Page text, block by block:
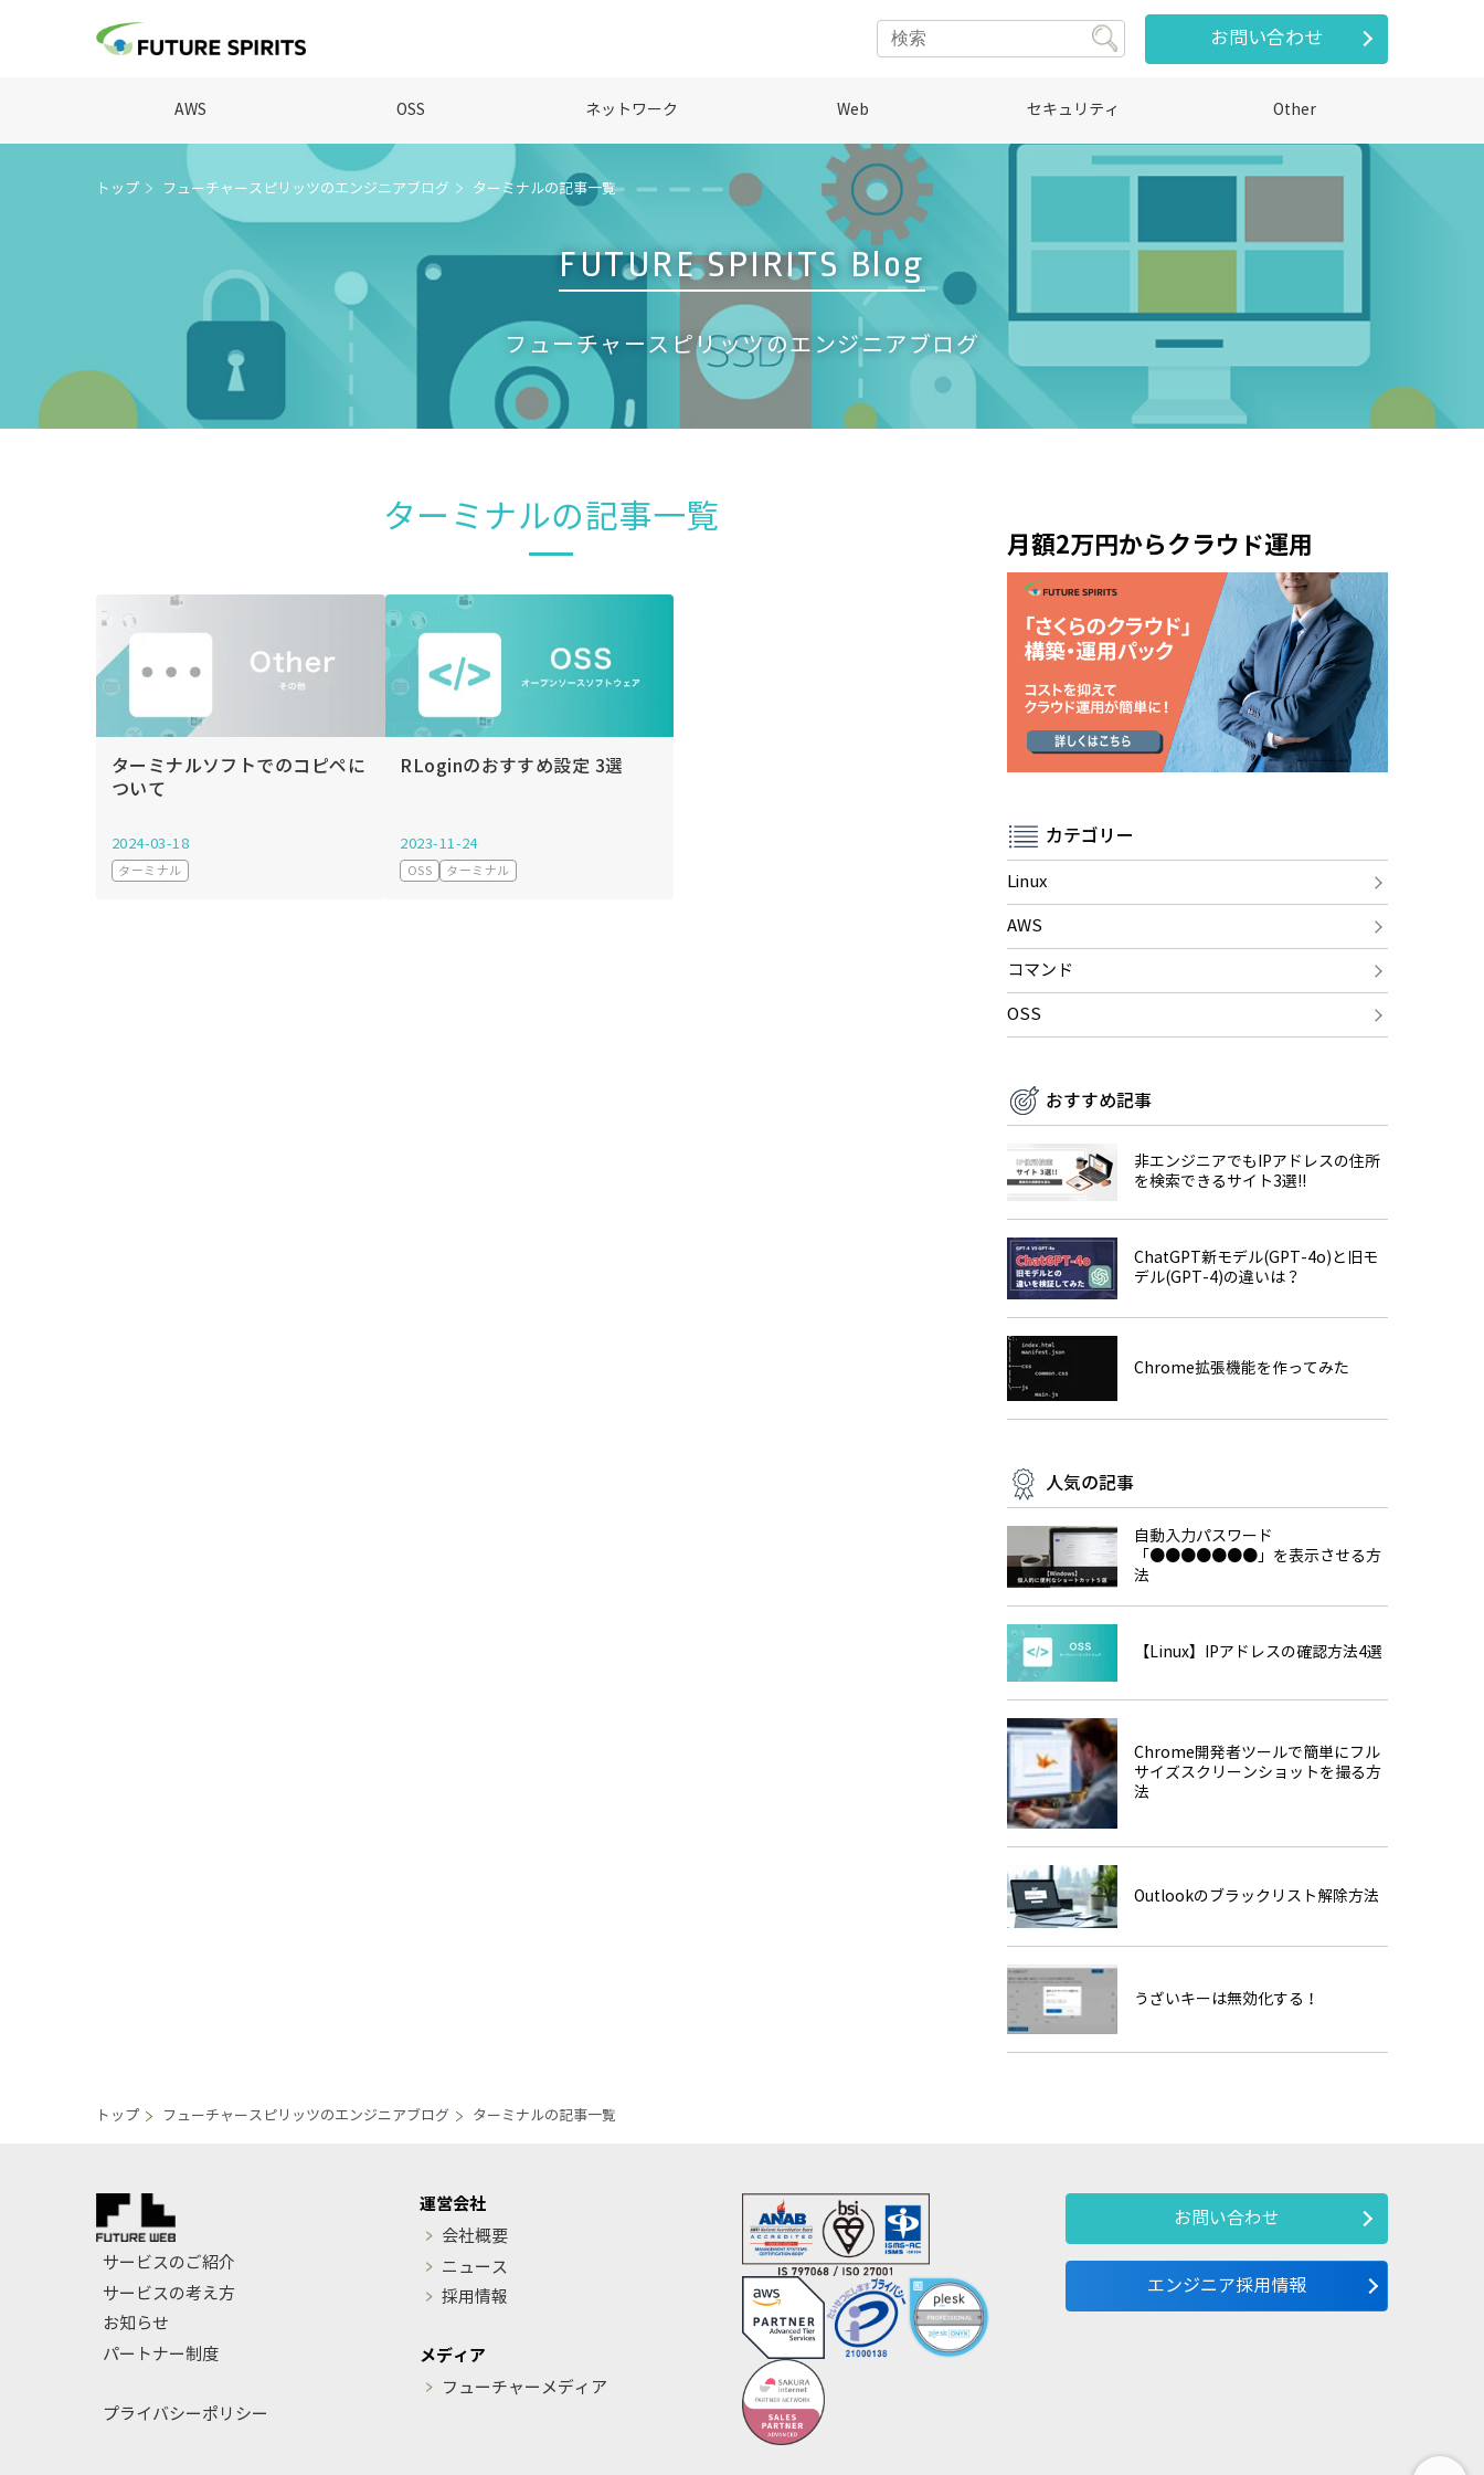
お問い合わせ
AWS OSS ネットワーク Web セキュリティ Other
トップ フューチャースピリッツのエンジニアブログ ターミナルの記事一覧
FUTURE SPIRITS Blog
フューチャースピリッツのエンジニアブログ
ターミナルの記事一覧
ターミナルソフトでのコピペに
ついて
2024-03-18
ターミナル
RLoginのおすすめ設定 3選
2023-11-24
OSS ターミナル
月額2万円からクラウド運用
カテゴリー
Linux
AWS
コマンド
OSS
おすすめ記事
非エンジニアでもIPアドレスの住所
を検索できるサイト3選!!
ChatGPT新モデル(GPT-4o)と旧モ
デル(GPT-4)の違いは？
Chrome拡張機能を作ってみた
人気の記事
自動入力パスワード
「●●●●●●●」を表示させる方
法
【Linux】IPアドレスの確認方法4選
Chrome開発者ツールで簡単にフル
サイズスクリーンショットを撮る方
法
Outlookのブラックリスト解除方法
うざいキーは無効化する！
トップ フューチャースピリッツのエンジニアブログ ターミナルの記事一覧
サービスのご紹介
サービスの考え方
お知らせ
パートナー制度
プライバシーポリシー
運営会社
会社概要
ニュース
採用情報
メディア
フューチャーメディア
お問い合わせ
エンジニア採用情報